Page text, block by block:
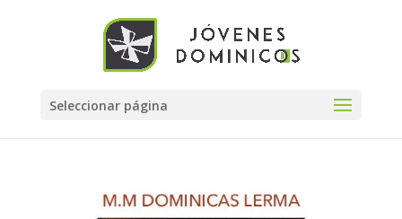
Seleccionar página